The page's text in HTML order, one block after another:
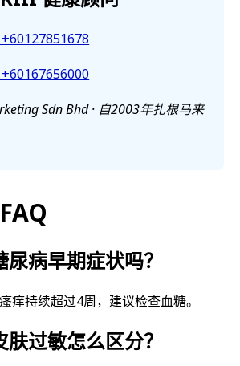
Sdn Bhd · 自2003年扎根马来
病早期症状吗？
痒持续超过4周，建议检查血糖。
过敏怎么区分？